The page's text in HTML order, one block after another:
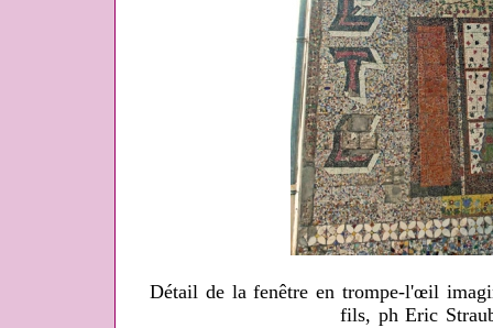
Détail de la fenêtre en trompe-l'œil
fils, ph Eric